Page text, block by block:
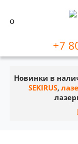
+7
Новинки в
SEKIRUS,